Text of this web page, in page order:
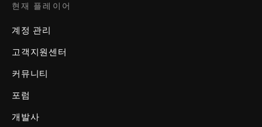
현재 플레이어
계정 관리
고객지원센터
커뮤니티
포럼
개발사